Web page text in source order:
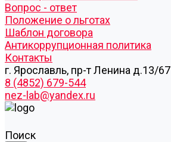
Вопрос - ответ
Положение о льготах
Шаблон договора
Антикоррупционная политика
Контакты
г. Ярославль, пр-т Ленина д.13/67
8 (4852) 679-544
nez-lab@yandex.ru
Поиск